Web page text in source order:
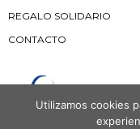
REGALO SOLIDARIO
CONTACTO
Utilizamos cookies